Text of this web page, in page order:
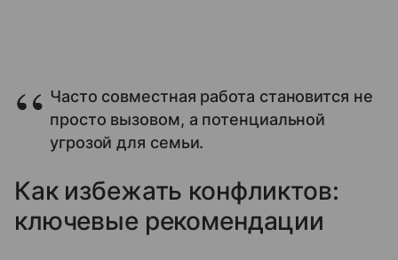
Часто совместная работа становится не
просто вызовом, а потенциальной
угрозой для семьи.
Как избежать конфликтов:
ключевые рекомендации